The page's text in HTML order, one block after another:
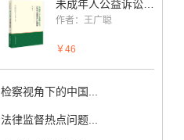
作者：王广聪
￥46
检察视角下的中国...
法律监督热点问题...